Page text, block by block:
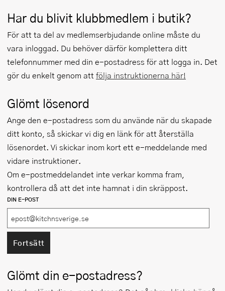
Har du blivit klubbmedlem i butik?
För att ta del av medlemserbjudande online måste du
vara inloggad. Du behöver därför komplettera ditt
telefonnummer med din e-postadress för att logga in. Det
gör du enkelt genom att följa instruktionerna här!
Glömt lösenord
Ange den e-postadress som du använde när du skapade
ditt konto, så skickar vi dig en länk för att återställa
lösenordet. Vi skickar inom kort ett e-meddelande med
vidare instruktioner.
Om e-postmeddelandet inte verkar komma fram,
kontrollera då att det inte hamnat i din skräppost.
DIN E-POST
Fortsätt
Glömt din e-postadress?